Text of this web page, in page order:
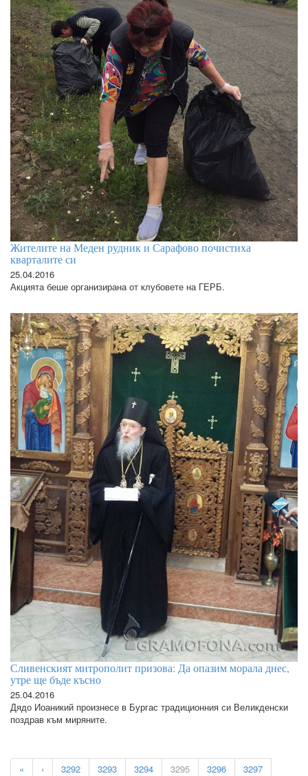
Жителите на Меден рудник и Сарафово почистиха
кварталите си
25.04.2016
Акцията беше организирана от клубовете на ГЕРБ.
Сливенският митрополит призова: Да опазим морала днес,
утре ще бъде късно
25.04.2016
Дядо Иоаникий произнесе в Бургас традиционния си Великденски
поздрав към миряните.
« ‹ 3292 3293 3294 3295 3296
3297